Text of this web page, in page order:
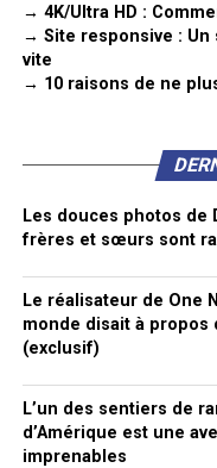
→ 4K/Ultra HD :
→ Site responsive : Un
vite
→ 10 raisons de ne
Les douces photos de
frères et sœurs sont
Le réalisateur de One
monde disait à
(exclusif)
L’un des sentiers de
d’Amérique est une
imprenables